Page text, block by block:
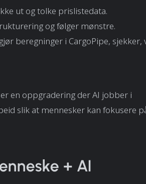
ut og tolke prislistedata.
og følger mønstre.
beregninger i CargoPipe, sjekker,
en oppgradering der AI jobber i
slik at mennesker kan fokusere
+ AI